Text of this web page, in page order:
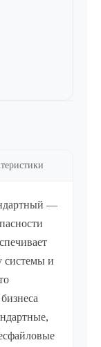
—
системы и